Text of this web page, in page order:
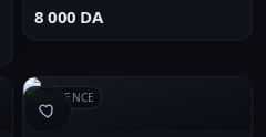
⁦8 000 DA⁩
RÉFÉRENCE